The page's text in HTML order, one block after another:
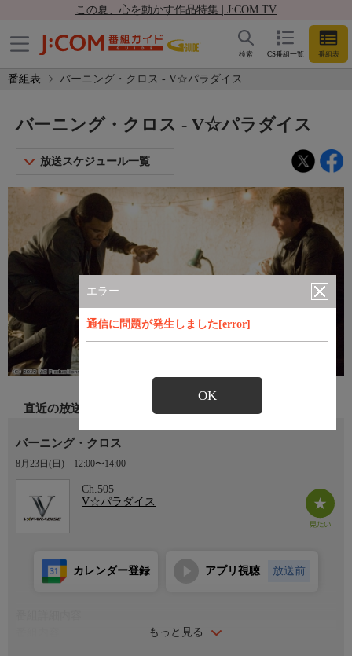
この夏、心を動かす作品特集 | J:COM TV
CS番組一覧 番組表
検索
番組表 バーニング・クロス - V☆パラダイス
エラー
通信に問題が発生しました[error]
OK
バーニング・クロス - V☆パラダイス
放送スケジュール一覧
直近の放送
バーニング・クロス
8月23日(日) 12:00〜14:00
Ch.505
V☆パラダイス
もっと見る
カレンダー登録 アプリ視聴 放送前